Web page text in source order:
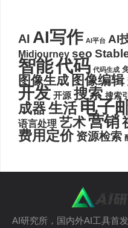
AI AI写作 AI平台 AI
Midjourney seo
智能代码 代码生成
图像生成 图像编辑
开发 开源 搜索 搜索
成器生活电子
语言处理 艺术营销
费用定价 资源检索
AI研究所，国内外AI工具首